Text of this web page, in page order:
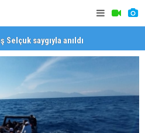
Selçuk saygıyla anıldı